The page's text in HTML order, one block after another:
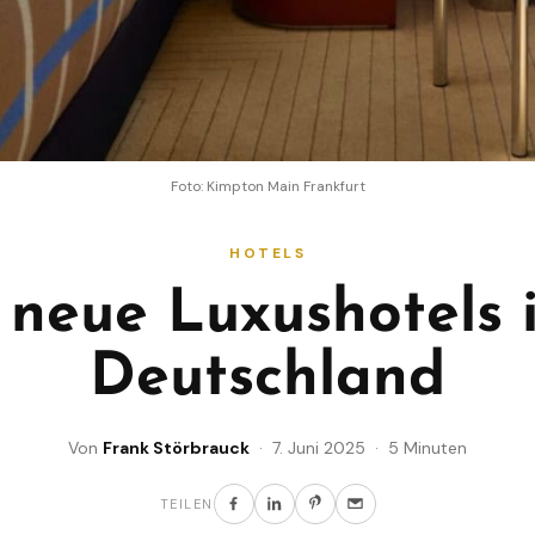
Foto: Kimpton Main Frankfurt
HOTELS
neue Luxushotels
Deutschland
Von Frank Störbrauck · 7. Juni 2025 · 5 Minuten
TEILEN